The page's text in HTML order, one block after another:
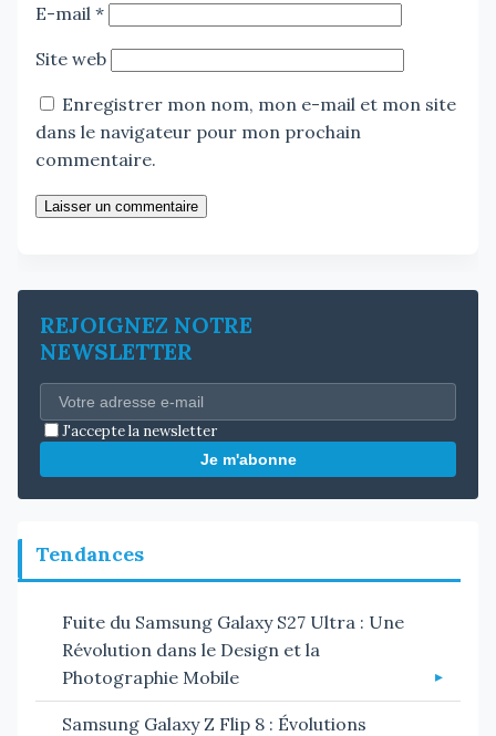
E-mail *
Site web
Enregistrer mon nom, mon e-mail et mon site
dans le navigateur pour mon prochain
commentaire.
Laisser un commentaire
REJOIGNEZ NOTRE
NEWSLETTER
J'accepte la newsletter
Je m'abonne
Tendances
Fuite du Samsung Galaxy S27 Ultra : Une
Révolution dans le Design et la
Photographie Mobile
Samsung Galaxy Z Flip 8 : Évolutions